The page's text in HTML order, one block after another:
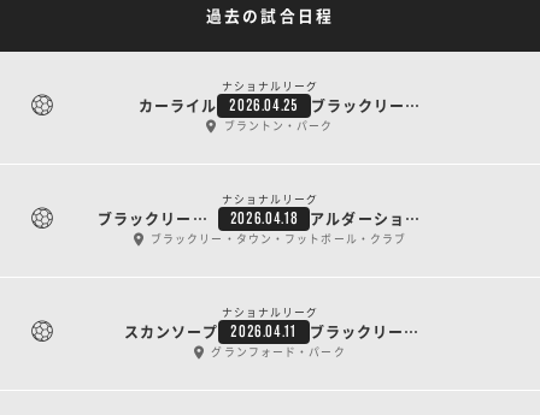
過去の試合日程
ナショナルリーグ
カーライル 2026.04.25 ブラックリー・タウン
ブラントン・パーク
ナショナルリーグ
ブラックリー・タウン 2026.04.18 アルダーショット・タウン
ブラックリー・タウン・フットボール・クラブ
ナショナルリーグ
スカンソープ 2026.04.11 ブラックリー・タウン
グランフォード・パーク